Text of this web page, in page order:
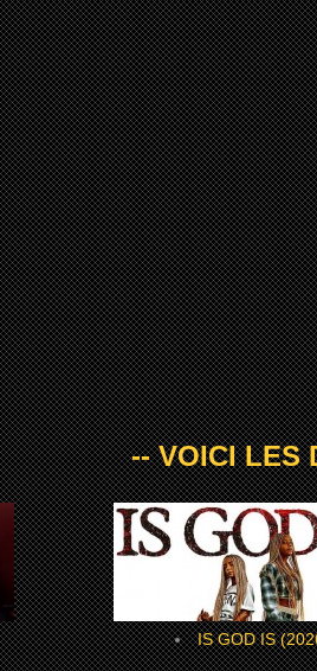
-- VOICI LES
IS GOD IS